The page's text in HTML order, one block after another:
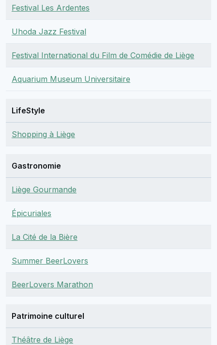
Festival Les Ardentes
Uhoda Jazz Festival
Festival International du Film de Comédie de Liège
Aquarium Museum Universitaire
LifeStyle
Shopping à Liège
Gastronomie
Liège Gourmande
Épicuriales
La Cité de la Bière
Summer BeerLovers
BeerLovers Marathon
Patrimoine culturel
Théâtre de Liège